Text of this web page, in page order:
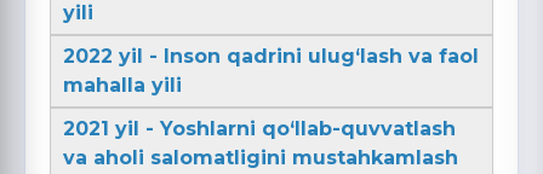
yili
2022 yil - Inson qadrini ulug‘lash va faol
mahalla yili
2021 yil - Yoshlarni qo‘llab-quvvatlash
va aholi salomatligini mustahkamlash